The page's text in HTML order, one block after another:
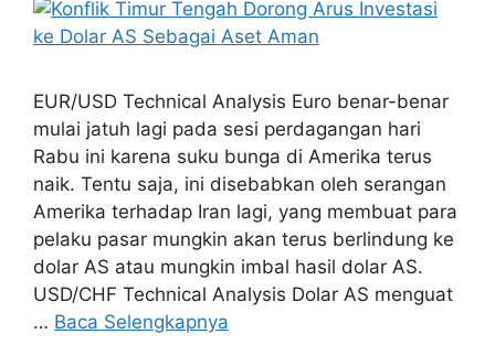
EUR/USD Technical Analysis Euro benar-benar
mulai jatuh lagi pada sesi perdagangan hari
Rabu ini karena suku bunga di Amerika terus
naik. Tentu saja, ini disebabkan oleh serangan
Amerika terhadap Iran lagi, yang membuat para
pelaku pasar mungkin akan terus berlindung ke
dolar AS atau mungkin imbal hasil dolar AS.
USD/CHF Technical Analysis Dolar AS menguat
… Baca Selengkapnya